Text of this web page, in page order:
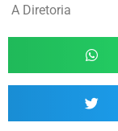
A Diretoria